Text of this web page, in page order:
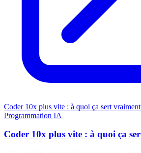
Coder 10x plus vite : à quoi ça sert
Programmation IA
Coder 10x plus vite : à quoi ça